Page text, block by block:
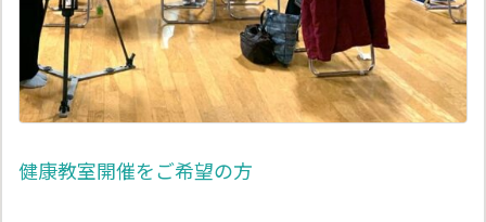
健康教室開催をご希望の方